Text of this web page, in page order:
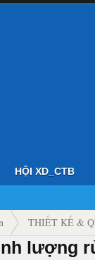
HỘI XD_CTB
THIẾT KẾ &
OFFSHORE
lượng